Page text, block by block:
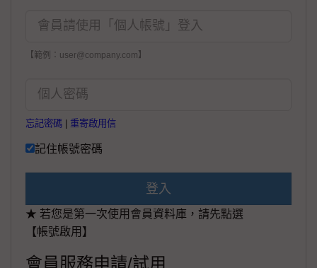
【範例：user@company.com】
忘記密碼 重寄啟用信
記住帳號密碼
登入
★ 若您是第一次使用會員資料庫，請先點選
【帳號啟用】
會員服務申請/試用